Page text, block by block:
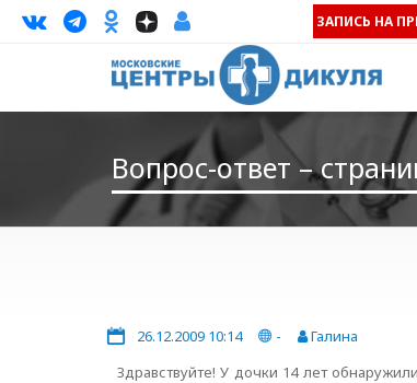
ЗАПИСЬ НА
Вопрос-ответ –
26.12.2009 10:14 -
Галина
Здравствуйте! У дочки 14 лет